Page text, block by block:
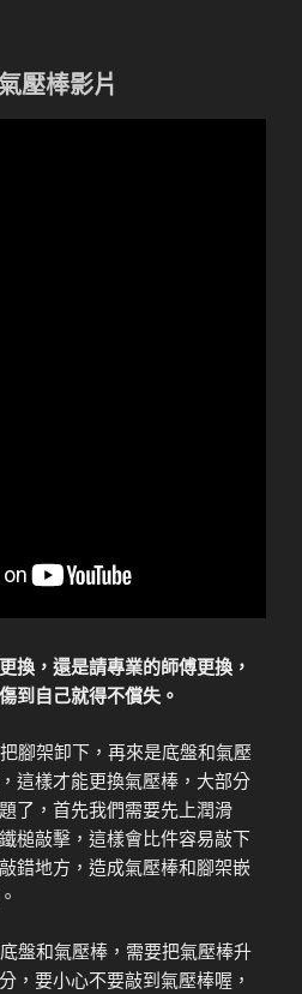
壓棒影片
換，還是請專業的師傅更換，
到自己就得不償失。
腳架卸下，再來是底盤和氣壓
這樣才能更換氣壓棒，大部分
了，首先我們需要先上潤滑
槌敲擊，這樣會比件容易敲下
錯地方，造成氣壓棒和腳架嵌
盤和氣壓棒，需要把氣壓棒升
，要小心不要敲到氣壓棒喔，